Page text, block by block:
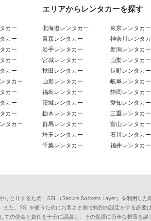
カー
カー
カー
カー
カー
タカー
カー
カー
カー
タカー
エリアからレンタカーを探す
北海道レンタカー
青森レンタカー
岩手レンタカー
宮城レンタカー
秋田レンタカー
山形レンタカー
福島レンタカー
茨城レンタカー
栃木レンタカー
群馬レンタカー
埼玉レンタカー
千葉レンタカー
東京レンタカー
神奈川レンタ
新潟レンタカー
山梨レンタカー
長野レンタカー
岐阜レンタカー
静岡レンタカー
愛知レンタカー
三重レンタカー
富山レンタカー
石川レンタカー
福井レンタカー
とりするため、SSL（Secure Sockets Layer）を利用し
た、SSLを使うためにお客さま側で特別の設定をする必要は
の使命と責任を十分に認識し、その保護に万全な措置を